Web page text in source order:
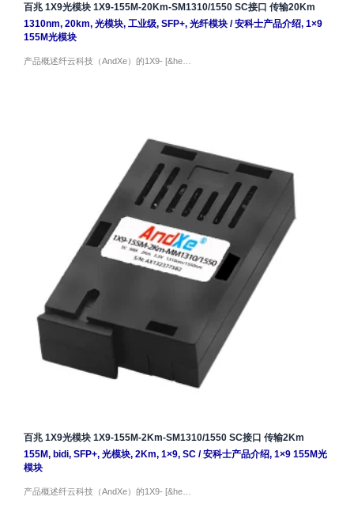
百兆 1X9光模块 1X9-155M-20Km-SM1310/1550 SC接口 传输20Km
1310nm, 20km, 光模块, 工业级, SFP+, 光纤模块/安科士产品介绍, 1×9
155M光模块
产品概述纤云科技（AndXe）的1X9- [&he…
百兆 1X9光模块 1X9-155M-2Km-SM1310/1550 SC接口 传输2Km
155M, bidi, SFP+, 光模块, 2Km, 1×9, SC/安科士产品介绍, 1×9 155M光
模块
产品概述纤云科技（AndXe）的1X9- [&he…